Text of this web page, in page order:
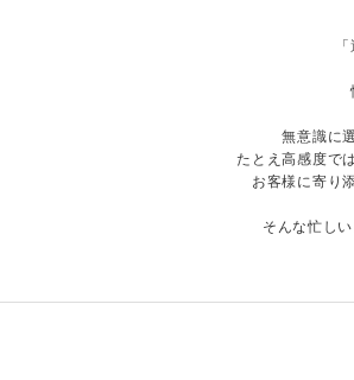
無意識に
たとえ高感度で
お客様に寄り
そんな忙し